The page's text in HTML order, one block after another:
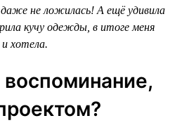
не ложилась! А ещё удивила
кучу одежды, в итоге меня
хотела.